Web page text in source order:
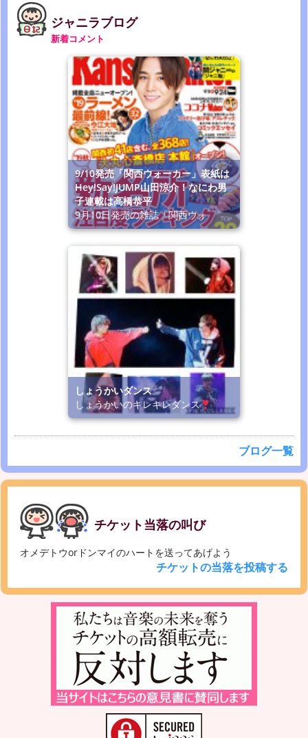
ジャニラブログ
新着コメント
9/10発売「関西ウォーカー」表紙は
Hey!Say!JUMP山田涼介！なにわ男
子連載は高橋恭平
9月10日発売の雑誌「関西ウォ
しょうかいダンス
しょうかいのキレキレダンス
ブログ一覧
チケット当落の叫び
オメデトウorドンマイのハートを送ってあげよう
チケットの当落を投稿する